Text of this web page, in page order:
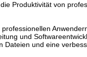
Produktivität von
und
Dateien und eine